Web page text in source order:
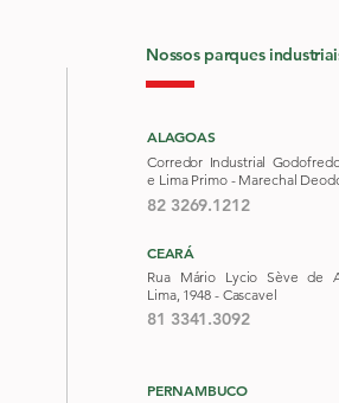
Nossos parques
ALAGOAS
Corredor Industrial
e Lima Primo - Marechal
82 3269.1212
CEARÁ
Rua Mário Lycio Sève de
Lima, 1948 - Cascavel
81 3341.3092
PERNAMBUCO